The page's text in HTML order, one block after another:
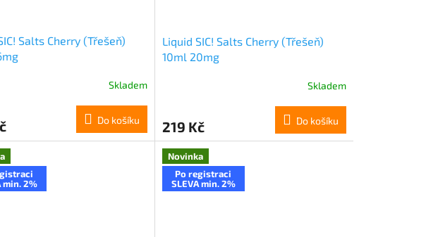
Salts Cherry (Třešeň)
Skladem
Do košíku
Liquid SIC! Salts Cherry (Třešeň)
10ml 20mg
Skladem
219 Kč Do košíku
min. 2%
Novinka
Po registraci
SLEVA min. 2%